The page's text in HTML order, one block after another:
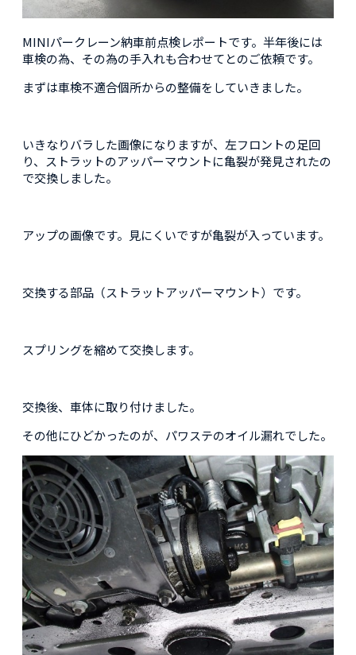
MINIパークレーン納車前点検レポートです。半年後には
車検の為、その為の手入れも合わせてとのご依頼です。
まずは車検不適合個所からの整備をしていきました。
いきなりバラした画像になりますが、左フロントの足回
り、ストラットのアッパーマウントに亀裂が発見されたの
で交換しました。
アップの画像です。見にくいですが亀裂が入っています。
交換する部品（ストラットアッパーマウント）です。
スプリングを縮めて交換します。
交換後、車体に取り付けました。
その他にひどかったのが、パワステのオイル漏れでした。